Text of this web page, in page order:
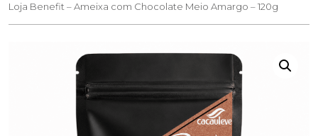
Loja Benefit – Ameixa com Chocolate Meio Amargo – 120g